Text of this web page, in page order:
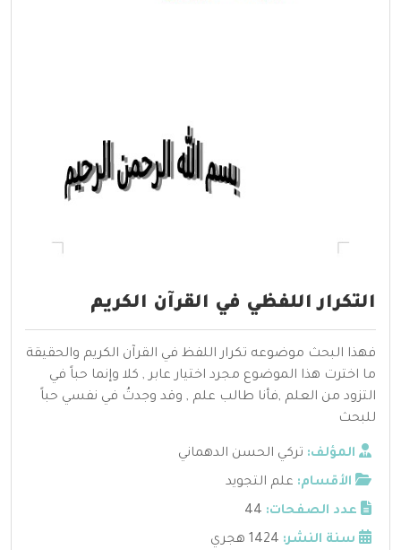
التكرار اللفظي في القرآن الكريم
فهذا البحث موضوعه تكرار اللفظ في القرآن الكريم والحقيقة
ما اخترت هذا الموضوع مجرد اختيار عابر , كلا وإنما حباً في
التزود من العلم ,فأنا طالب علم , وقد وجدتُ في نفسي حباً
للبحث
المؤلف: تركي الحسن الدهماني
الأقسام: علم التجويد
عدد الصفحات: 44
سنة النشر: 1424 هجري